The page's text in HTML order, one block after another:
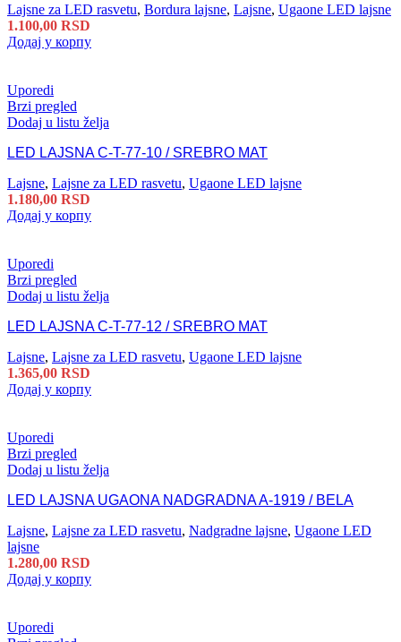
Lajsne za LED rasvetu, Bordura lajsne, Lajsne, Ugaone LED lajsne
1.100,00 RSD
Додај у корпу
Uporedi
Brzi pregled
Dodaj u listu želja
LED LAJSNA C-T-77-10 / SREBRO MAT
Lajsne, Lajsne za LED rasvetu, Ugaone LED lajsne
1.180,00 RSD
Додај у корпу
Uporedi
Brzi pregled
Dodaj u listu želja
LED LAJSNA C-T-77-12 / SREBRO MAT
Lajsne, Lajsne za LED rasvetu, Ugaone LED lajsne
1.365,00 RSD
Додај у корпу
Uporedi
Brzi pregled
Dodaj u listu želja
LED LAJSNA UGAONA NADGRADNA A-1919 / BELA
Lajsne, Lajsne za LED rasvetu, Nadgradne lajsne, Ugaone LED
lajsne
1.280,00 RSD
Додај у корпу
Uporedi